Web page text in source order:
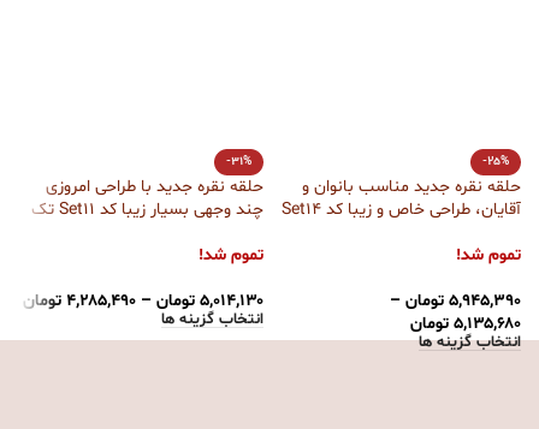
-25%
حلقه نقره جدید مناسب بانوان و
آقایان، طراحی خاص و زیبا کد Set14
تموم شد!
۵,۹۴۵,۳۹۰ تومان –
۵,۱۳۵,۶۸۰ تومان
انتخاب گزینه ها
-31%
حلقه نقره جدید با طراحی امروزی
چند وجهی بسیار زیبا کد Set11 تک
تموم شد!
۵,۰۱۴,۱۳۰ تومان – ۴,۲۸۵,۴۹۰ تومان
انتخاب گزینه ها